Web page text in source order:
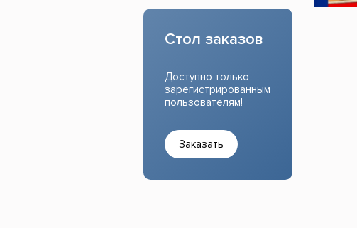
Стол заказов
Доступно только
зарегистрированным
пользователям!
Заказать